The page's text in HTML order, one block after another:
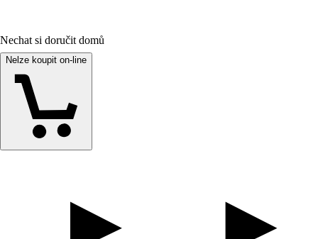
Nechat si doručit domů
Nelze koupit on-line